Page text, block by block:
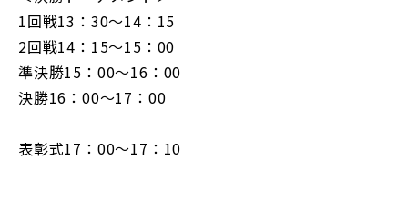
1回戦13：30～14：15
2回戦14：15～15：00
準決勝15：00～16：00
決勝16：00～17：00
表彰式17：00～17：10